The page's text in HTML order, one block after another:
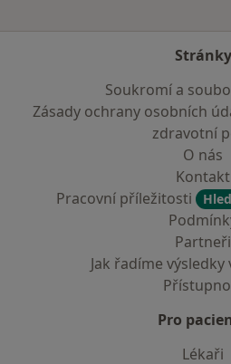
Stránky
Soukromí a
Zásady ochrany osobních
zdravotní
O nás
Kontakt
Pracovní příležitosti
Partneři
Jak řadíme výsledky
Pro
Lékaři